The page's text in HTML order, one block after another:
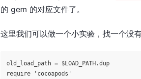
的 gem 的对应文件了。
这里我们可以做一个小实验，找一个没
require
'cocoapods'